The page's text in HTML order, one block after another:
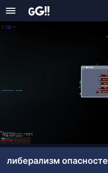
либерализм опасносте